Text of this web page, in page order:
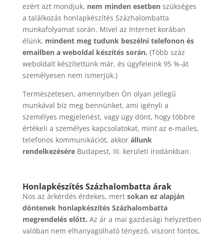
ezért azt mondjuk, nem minden esetbenszükséges
a találkozás honlapkészítés Százhalombatta
munkafolyamat során. Mivel az Internet korában
élünk, mindent meg tudunk beszélni telefonon és
emailben a weboldal készítés során. (Több száz
weboldalt készítettünk már, és ügyfeleink 95 %-át
személyesen nem ismerjük.)
Természetesen, amennyiben Ön olyan jellegű
munkával bíz meg bennünket, ami igényli a
személyes megjelenést, vagy úgy dönt, hogy többre
értékeli a személyes kapcsolatokat, mint az e-mailes,
telefonos kommunikációt, akkor állunk
rendelkezéséreBudapest, III. kerületi irodánkban.
Honlapkészítés Százhalombatta árak
Nos az árkérdés érdekes, mert sokan ez alapján
döntenek honlapkészítés Százhalombatta
megrendelés előtt. Az ár a mai gazdasági helyzetben
valóban nem elhanyagolható tényező, viszont fontos,